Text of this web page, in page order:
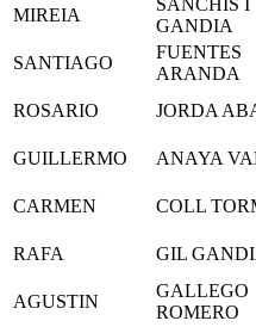
MIREIA
SANCHIS I
GANDIA
SANTIAGO
FUENTES
ARANDA
ROSARIO JORDA
GUILLERMO ANAYA
CARMEN COLL
RAFA GIL
AGUSTIN
GALLEGO
ROMERO